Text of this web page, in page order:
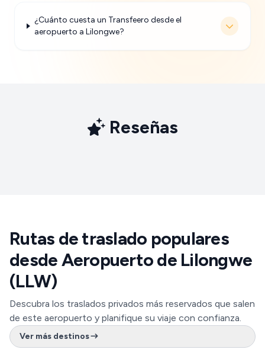
¿Cuánto cuesta un Transfeero desde el
aeropuerto a Lilongwe?
Reseñas
Rutas de traslado populares
desde Aeropuerto de Lilongwe
(LLW)
Descubra los traslados privados más reservados que salen
de este aeropuerto y planifique su viaje con confianza.
Ver más destinos